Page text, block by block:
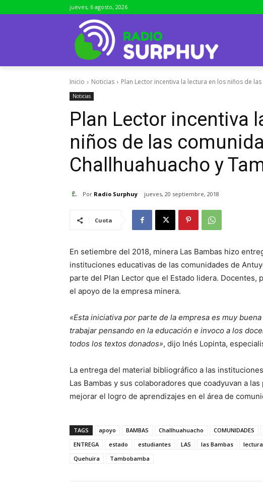
jueves, 6 agosto, 2026
Inicio Noticias Plan Lector incentiva la lectura en los niños de
Noticias
Plan Lector incentiva
niños de las
Challhuahuacho y
Por Radio Surphuy jueves, 20 septiembre, 2018
Cuota
En setiembre del 2018, minera Las Bambas hizo
instituciones educativas de las comunidades de
parte del Plan Lector que el Estado lidera.
el apoyo de la empresa minera.
«Esta iniciativa por parte de la empresa es muy
trabajar pensando en la educación e invoco a los
todos los textos donados», dijo Inés Lopinta,
La entrega del material bibliográfico a las
Las Bambas y sus colaboradores que coadyuvan a
mejorar el logro de aprendizajes en el área de
TAGS apoyo BAMBAS Challhuahuacho COMUNIDADES
ENTREGA
estado estudiantes LAS las Bambas lectura
Quehuira
Tambobamba